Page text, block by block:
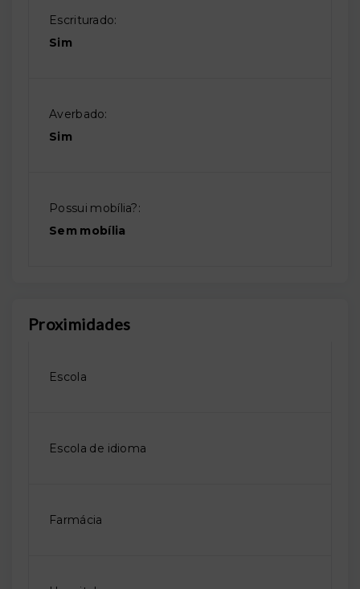
Escriturado:
Sim
Averbado:
Sim
Possui mobília?:
Sem mobília
Proximidades
Escola
Escola de idioma
Farmácia